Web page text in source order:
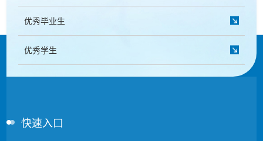
优秀毕业生
优秀学生
快速入口